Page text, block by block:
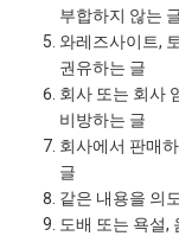
부합하지 않는
와레즈사이트,
권유하는 글
회사 또는 회사
비방하는 글
회사에서 판매
글
같은 내용을 의
도배 또는 욕설,